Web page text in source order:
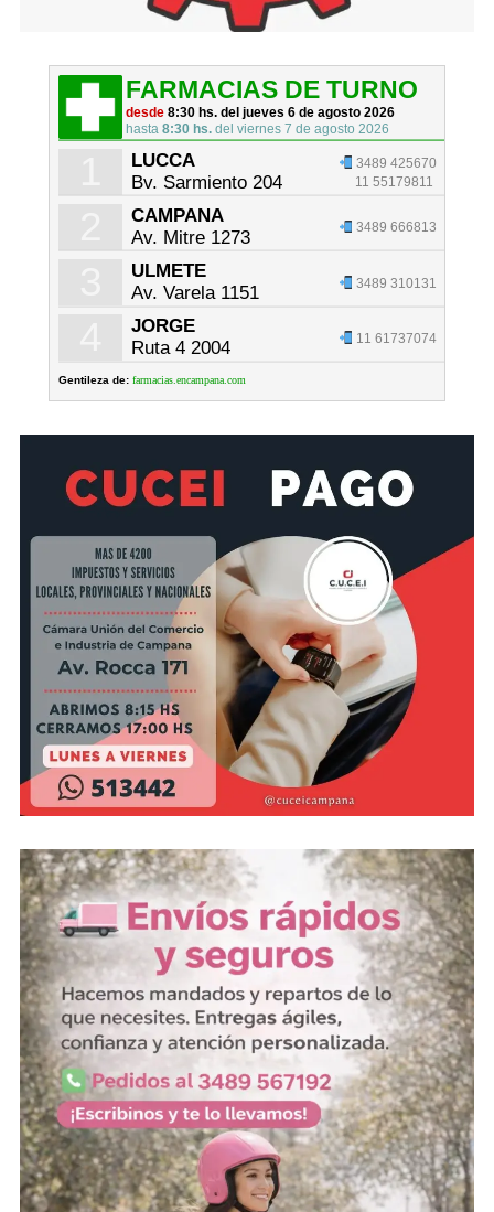
FARMACIAS DE TURNO
desde8:30 hs. del jueves 6 de agosto 2026
hasta8:30 hs. del viernes 7 de agosto 2026
LUCCA
Bv. Sarmiento 204
3489 425670
11 55179811
CAMPANA
Av. Mitre 1273
3489 666813
ULMETE
Av. Varela 1151
3489 310131
JORGE
Ruta 4 2004
11 61737074
Gentileza de: farmacias.encampana.com